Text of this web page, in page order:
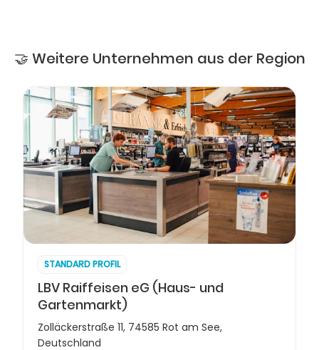
🤝 Weitere Unternehmen aus der Region
STANDARD PROFIL
LBV Raiffeisen eG (Haus- und
Gartenmarkt)
Zolläckerstraße 11, 74585 Rot am See,
Deutschland